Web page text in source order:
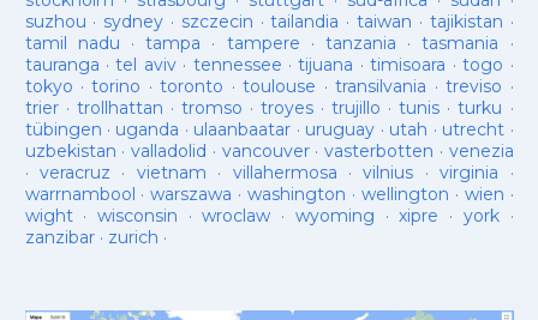
suzhou · sydney · szczecin ·tailandia ·taiwan · tajikistan ·
tamil nadu ·tampa · tampere · tanzania ·tasmania ·
tauranga ·tel aviv· tennessee ·tijuana ·timisoara ·togo ·
tokyo ·torino ·toronto ·toulouse ·transilvania ·treviso ·
trier· trollhattan · tromso · troyes·trujillo ·tunis ·turku ·
tübingen · uganda · ulaanbaatar · uruguay · utah · utrecht ·
uzbekistan · valladolid · vancouver· vasterbotten · venezia
· veracruz · vietnam · villahermosa ·vilnius ·virginia ·
warrnambool ·warszawa ·washington · wellington · wien ·
wight· wisconsin ·wroclaw · wyoming ·xipre · york·
zanzibar· zurich ·